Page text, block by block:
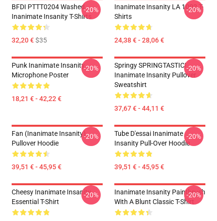
BFDI PTTT0204 Washed
Inanimate Insanity T-Shirts
32,20 €$35
-20%
Inanimate Insanity LA 1002 T-
Shirts
24,38 € - 28,06 €
-20%
Punk Inanimate Insanity
Microphone Poster
18,21 € - 42,22 €
-20%
Springy SPRINGTASTIC!
Inanimate Insanity Pullover
Sweatshirt
37,67 € - 44,11 €
-20%
Fan (Inanimate Insanity)
Pullover Hoodie
39,51 € - 45,95 €
-20%
Tube D'essai Inanimate
Insanity Pull-Over Hoodie
39,51 € - 45,95 €
-20%
Cheesy Inanimate Insanity
Essential T-Shirt
-20%
Inanimate Insanity Paintbrush
With A Blunt Classic T-Shirt
-20%